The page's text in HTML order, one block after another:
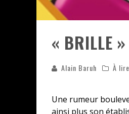
« BRILLE
Alain Baruh À lire
Une rumeur
ainsi plus son